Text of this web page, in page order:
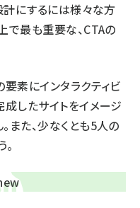
計にするには様々な方
で最も重要な、CTAの
素にインタラクティビ
したサイトをイメージ
また、少なくとも5人の